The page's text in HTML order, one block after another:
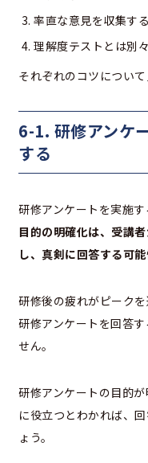
率直な意見を収集す
理解度テストとは別
それぞれのコツについて
6-1. 研修アンケ
する
研修アンケートを実施す
目的の明確化は、受講
し、真剣に回答する可
研修後の疲れがピーク
研修アンケートを回答
せん。
研修アンケートの目的
に役立つとわかれば、
ょう。